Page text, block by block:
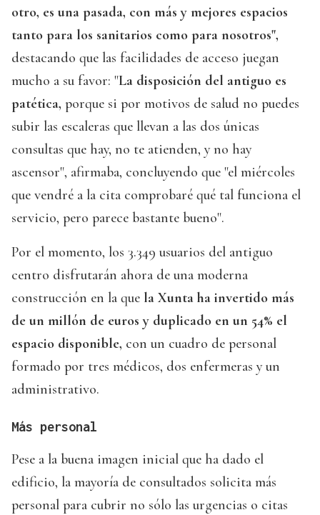
otro, es una pasada, con más y mejores espacios
tanto para los sanitarios como para nosotros",
destacando que las facilidades de acceso juegan
mucho a su favor: "La disposición del antiguo es
patética, porque si por motivos de salud no puedes
subir las escaleras que llevan a las dos únicas
consultas que hay, no te atienden, y no hay
ascensor", afirmaba, concluyendo que "el miércoles
que vendré a la cita comprobaré qué tal funciona el
servicio, pero parece bastante bueno".
Por el momento, los 3.349 usuarios del antiguo
centro disfrutarán ahora de una moderna
construcción en la que la Xunta ha invertido más
de un millón de euros y duplicado en un 54% el
espacio disponible, con un cuadro de personal
formado por tres médicos, dos enfermeras y un
administrativo.
Más personal
Pese a la buena imagen inicial que ha dado el
edificio, la mayoría de consultados solicita más
personal para cubrir no sólo las urgencias o citas